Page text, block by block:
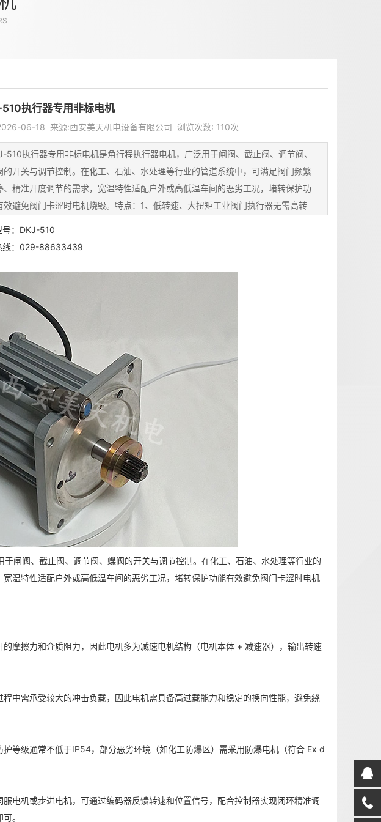
执行器专用非标电机
06-18 来源:西安美天机电设备有限公司 浏览次数: 110次
510执行器专用非标电机是角行程执行器电机，广泛用于闸阀、截止阀、调节阀、
的开关与调节控制。在化工、石油、水处理等行业的管道系统中，可满足阀门频繁
、精准开度调节的需求，宽温特性适配户外或高低温车间的恶劣工况，堵转保护功
效避免阀门卡涩时电机烧毁。特点：1、低转速、大扭矩工业阀门执行器无需高转
号：DKJ-510
线：029-88633439
闸阀、截止阀、调节阀、蝶阀的开关与调节控制。在化工、石油、水处理等行业的
温特性适配户外或高低温车间的恶劣工况，堵转保护功能有效避免阀门卡涩时电机
摩擦力和介质阻力，因此电机多为减速电机结构（电机本体 + 减速器），输出转速
中需承受较大的冲击负载，因此电机需具备高过载能力和稳定的换向性能，避免绕
等级通常不低于IP54，部分恶劣环境（如化工防爆区）需采用防爆电机（符合 Ex d
电机或步进电机，可通过编码器反馈转速和位置信号，配合控制器实现闭环精准调
。